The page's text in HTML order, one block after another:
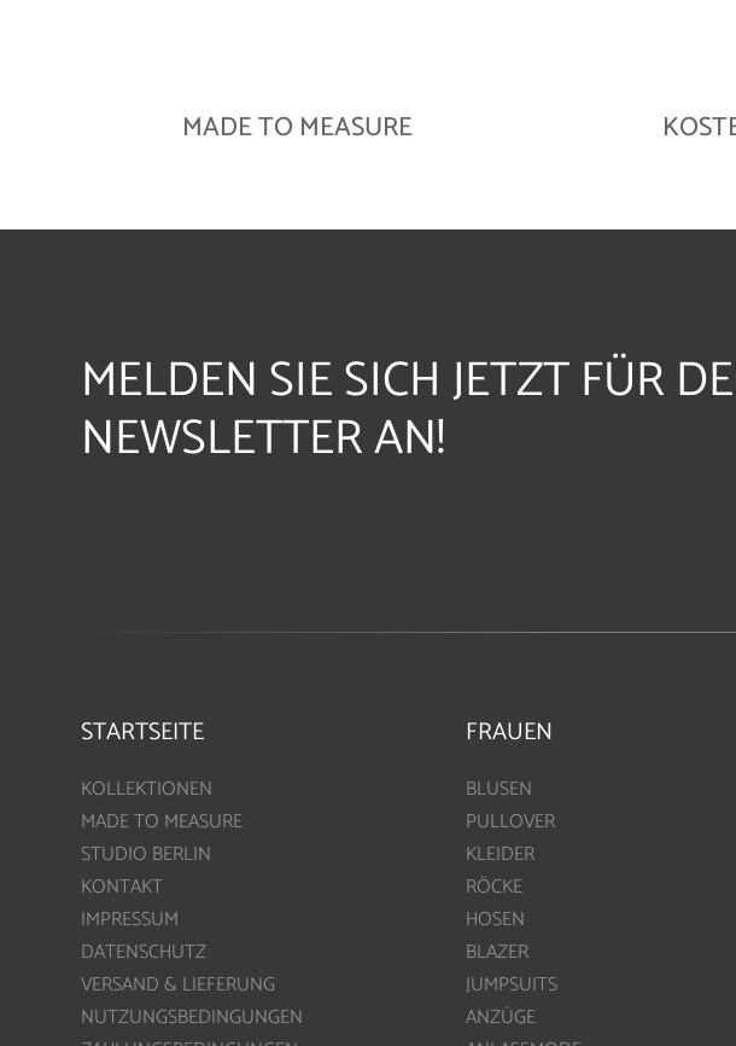
MADE TO MEASURE
MELDEN SIE SICH JETZT FÜR
NEWSLETTER AN!
STARTSEITE
KOLLEKTIONEN
MADE TO MEASURE
STUDIO BERLIN
KONTAKT
IMPRESSUM
DATENSCHUTZ
VERSAND & LIEFERUNG
NUTZUNGSBEDINGUNGEN
FRAUEN
BLUSEN
PULLOVER
KLEIDER
RÖCKE
HOSEN
BLAZER
JUMPSUITS
ANZÜGE